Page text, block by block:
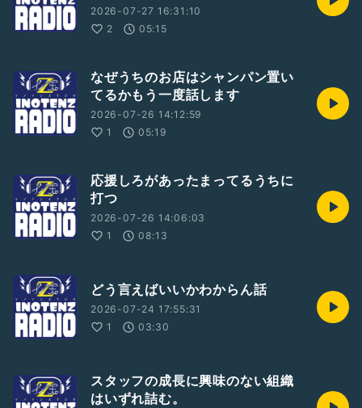
2026-07-27 16:31:10
2
05:15
なぜうちのお店はシャンパン置い
てるかもう一度話します
2026-07-26 14:12:59
1
05:19
応援しろがあったまってるうちに
打つ
2026-07-26 14:06:03
1
08:13
どう言えばいいかわからん話
2026-07-24 17:55:31
1
03:30
スタッフの成長に興味のない組織
はいずれ詰む。